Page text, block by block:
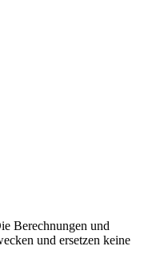
Berechnungen und
und ersetzen keine